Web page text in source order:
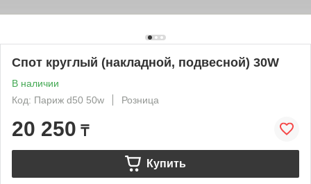
Спот круглый (накладной, подвесной) 30W
В наличии
Код: Париж d50 50w
Розница
20 250 ₸
Купить